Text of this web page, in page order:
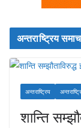
अन्तराष्ट्रिय
अन्तराष्ट्रिय
शान्ति